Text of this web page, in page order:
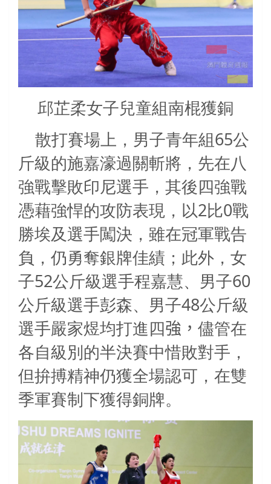
邱芷柔女子兒童組南棍獲銅
散打賽場上，男子青年組 65公
斤級的施嘉濠過關斬將，先在八
強戰擊敗印尼選手，其後四強戰
憑藉強悍的攻防表現，以2比0戰
勝埃及選手闖決，雖在冠軍戰告
負，仍勇奪銀牌佳績；此外，女
子52公斤級選手程嘉慧、男子60
公斤級選手彭森、男子48公斤級
選手嚴家煜均打進四強， 儘管在
各自級別的半決賽中惜敗對手，
但拚搏精神仍獲全場認可，在雙
季軍賽制下獲得銅牌。